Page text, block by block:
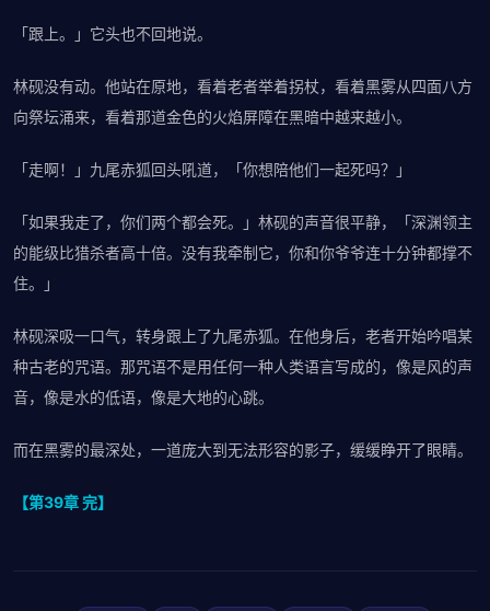
「跟上。」它头也不回地说。
林砚没有动。他站在原地，看着老者举着拐杖，看着黑雾从四面八方
向祭坛涌来，看着那道金色的火焰屏障在黑暗中越来越小。
「走啊！」九尾赤狐回头吼道，「你想陪他们一起死吗？」
「如果我走了，你们两个都会死。」林砚的声音很平静，「深渊领主
的能级比猎杀者高十倍。没有我牵制它，你和你爷爷连十分钟都撑不
住。」
林砚深吸一口气，转身跟上了九尾赤狐。在他身后，老者开始吟唱某
种古老的咒语。那咒语不是用任何一种人类语言写成的，像是风的声
音，像是水的低语，像是大地的心跳。
而在黑雾的最深处，一道庞大到无法形容的影子，缓缓睁开了眼睛。
【第39章 完】